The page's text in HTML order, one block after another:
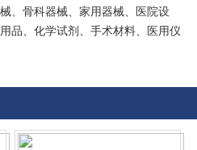
、骨科器械、家用器械、医院设
品、化学试剂、手术材料、医用仪